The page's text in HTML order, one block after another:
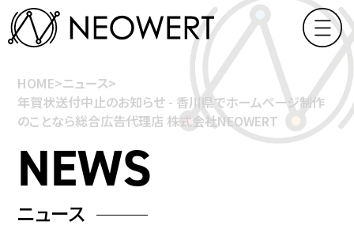
HOME>ニュース>
年賀状送付中止のお知らせ - 香川県でホームページ制作
のことなら総合広告代理店 株式会社NEOWERT
ニュース